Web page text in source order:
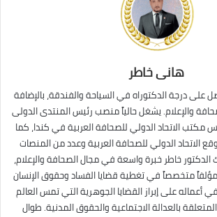
هانى خاطر
على درجة الدكتوراه في السياحة والفندقة، بالإضافة
والإعلام. يشغل حالياً منصب رئيس المنتدى الدولى
مكتب الاتحاد الدولي للصحافة العربية في كندا، كما
الاتحاد الدولي للصحافة العربية وعدد من المنصات
الدكتور خاطر خبرة واسعة في مجال الصحافة والإعلام،
متخصصاً في تغطية قضايا الفساد وحقوق الإنسان
أعماله على إبراز القضايا الجوهرية التي تمس العالم
بالعدالة الاجتماعية والحقوق المدنية. طوال